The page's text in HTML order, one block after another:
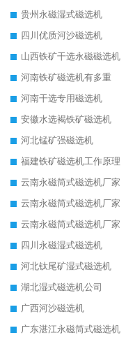
贵州永磁湿式磁选机
四川优质河沙磁选机
山西铁矿干选永磁磁选机
河南铁矿磁选机有多重
河南干选专用磁选机
安徽水选褐铁矿磁选机
河北锰矿强磁选机
福建铁矿磁选机工作原理
云南永磁筒式磁选机厂家
云南永磁筒式磁选机厂家
云南永磁筒式磁选机厂家
四川永磁湿式磁选机
河北钛尾矿湿式磁选机
湖北湿式磁选机公司
广西河沙磁选机
广东湛江永磁筒式磁选机